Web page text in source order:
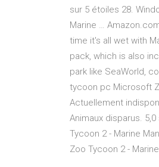
sur 5 étoiles 28.
Marine …
time it's all wet with
pack, which is also
park like SeaWorld,
tycoon pc Microsoft
Actuellement
Animaux disparus.
Tycoon 2 - Marine
Zoo Tycoon 2 -